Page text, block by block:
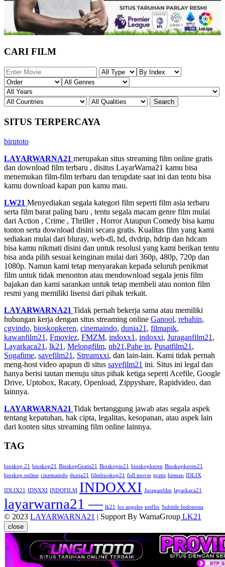
CARI FILM
SITUS TERPERCAYA
birutoto
LAYARWARNA21 merupakan situs streaming film online gratis
dan download film terbaru , disitus LayarWarna21 kamu bisa
menemukan film-film terbaru dan terupdate saat ini dan tentu bisa
kamu download kapan pun kamu mau.
LW21 Menyediakan segala kategori film seperti film asia terbaru
serta film barat paling baru , tentu segala macam genre film mulai
dari Action , Crime , Thriller , Horror Ataupun Comedy bisa kamu
tonton serta download disini secara gratis. Kualitas film yang kami
sediakan mulai dari bluray, web-dl, hd, dvdrip, hdrip dan hdcam
bisa kamu nikmati disini dan untuk resolusi yang kami berikan tentu
bisa anda pilih sesuai keinginan mulai dari 360p, 480p, 720p dan
1080p. Namun kami tetap menyarakan kepada seluruh penikmat
film untuk tidak menonton atau mendownload segala jenis film
bajakan dan kami sarankan untuk tetap membeli atau nonton film
resmi yang memiliki lisensi dari pihak terkait.
LAYARWARNA21 Tidak pernah bekerja sama atau memiliki
hubungan kerja dengan situs streaming online Ganool, rebahin,
cgvindo, bioskopkeren, cinemaindo, dunia21 , filmapik,
kawanfilm21 , Fmoviez, FMZM, indoxx1 , indoxxi, Juraganfilm21 ,
Layarkaca21 , lk21 , Melongfilm, nb21 ,Pahe in, Pusatfilm21 ,
Sogafime, savefilm21 , Streamxxi, dan lain-lain. Kami tidak pernah
meng-host video apapun di situs savefilm21 ini. Situs ini legal dan
hanya berisi tautan menuju situs pihak ketiga seperti Acefile, Google
Drive, Uptobox, Racaty, Openload, Zippyshare, Rapidvideo, dan
lainnya.
LAYARWARNA21 Tidak bertanggung jawab atas segala aspek
tentang kepatuhan, hak cipta, legalitas, kesopanan, atau aspek lain
dari konten situs streaming film online lainnya.
TAG
bioskop 21 bioskop21 BioskopGratis21 Bioskopin21 bioskopkeren Bioskopkeren21
bioskop online cinemaindo dunia21 filmbioskop21 full movie gratis hitman IDLIX
IDLIX21 IDNXXI INDOFILM INDOXXI Juraganfilm layarkaca21
layarwarna21 — lk21 los angeles netflix Subtitle Indonesia
© 2023 LAYARWARNA21 | Support By WarnaGroup LK21
close